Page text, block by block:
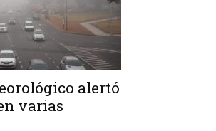
alertó
varias